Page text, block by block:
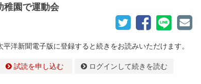
園で運動会
洋新聞電子版に登録すると続きをお読みいただけます。
試読を申し込む ログインして続きを読む